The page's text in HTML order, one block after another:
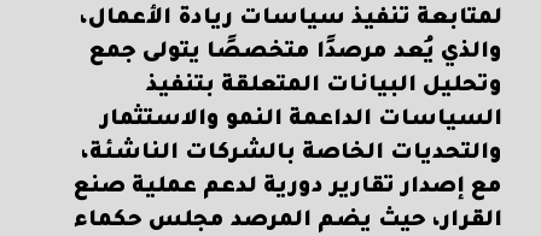
لمتابعة تنفيذ سياسات ريادة الأعمال،
والذي يُعد مرصدًا متخصصًا يتولى جمع
وتحليل البيانات المتعلقة بتنفيذ
السياسات الداعمة النمو والاستثمار
والتحديات الخاصة بالشركات الناشئة،
مع إصدار تقارير دورية لدعم عملية صنع
القرار، حيث يضم المرصد مجلس حكماء